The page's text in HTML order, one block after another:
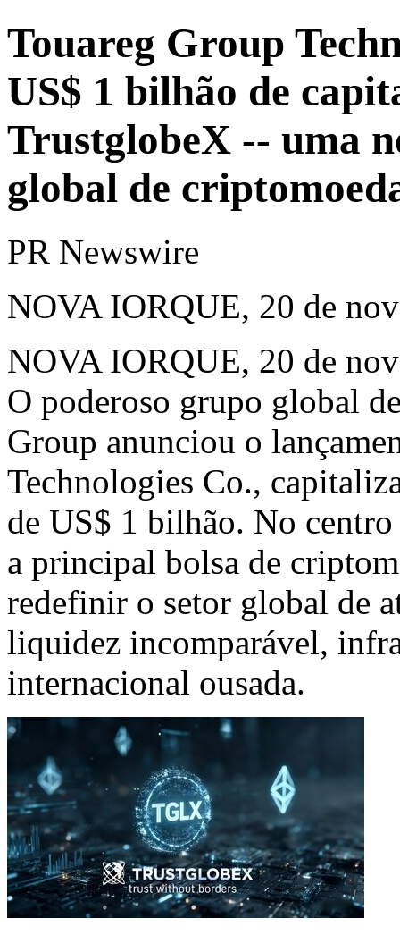
Touareg Group
US$ 1 bilhão de
TrustglobeX -- uma
global de
PR Newswire
NOVA IORQUE, 20 de
NOVA IORQUE, 20 de
O poderoso grupo global
Group anunciou o
Technologies Co.,
de US$ 1 bilhão. No centro
a principal bolsa de
redefinir o setor global de
liquidez incomparável,
internacional ousada.